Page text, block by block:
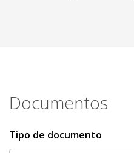
Documentos
Tipo de documento